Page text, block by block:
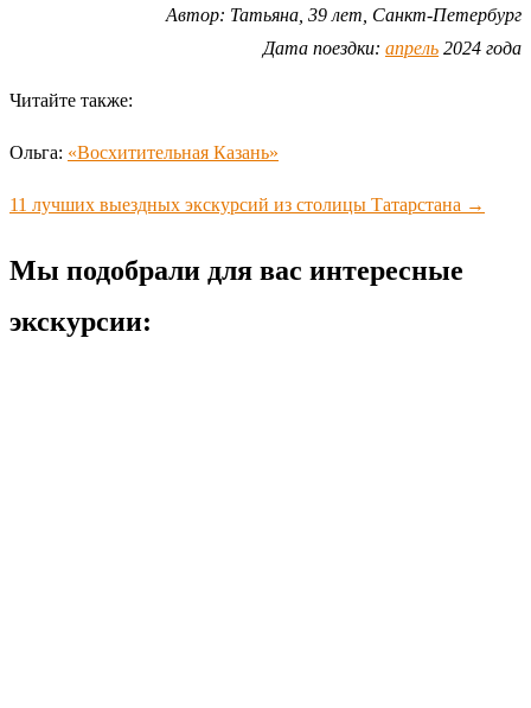
Автор: Татьяна, 39 лет, Санкт-Петербург
Дата поездки: апрель 2024 года
Читайте также:
Ольга: «Восхитительная Казань»
11 лучших выездных экскурсий из столицы Татарстана →
Мы подобрали для вас интересные
экскурсии: